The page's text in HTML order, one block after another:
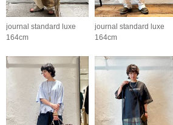
journal standard luxe
164cm
journal standard luxe
164cm